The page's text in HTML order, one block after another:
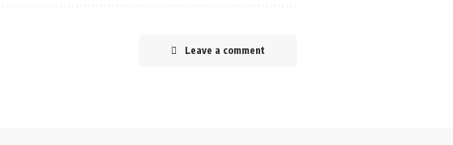
Leave a comment